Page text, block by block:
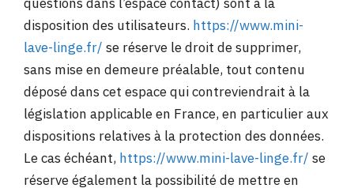
disposition des utilisateurs. https://www.mini-
lave-linge.fr/ se réserve le droit de supprimer,
sans mise en demeure préalable, tout contenu
déposé dans cet espace qui contreviendrait à la
législation applicable en France, en particulier aux
dispositions relatives à la protection des données.
Le cas échéant, https://www.mini-lave-linge.fr/ se
réserve également la possibilité de mettre en